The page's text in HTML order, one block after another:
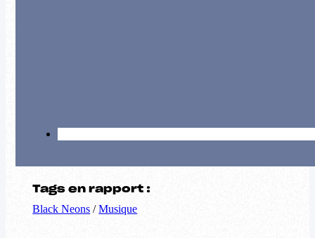
Tags en rapport :
Black Neons /Musique